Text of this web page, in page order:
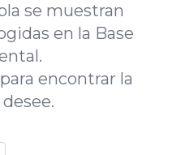
se muestran
en la Base
encontrar la